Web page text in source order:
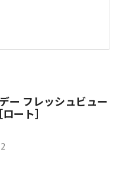
ー フレッシュビュー
ート］